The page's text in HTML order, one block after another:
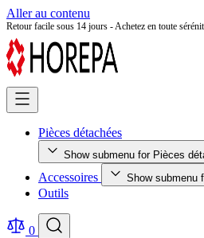
Aller au contenu
Retour facile sous 14 jours - Achetez en toute
Pièces détachées
Show submenu for Pièces
Accessoires Show submenu
Outils
0